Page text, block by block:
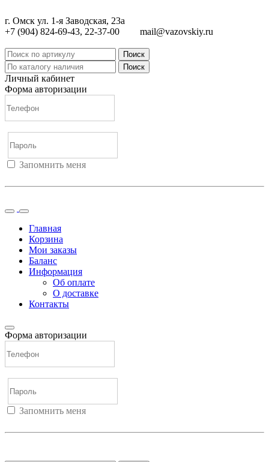
г. Омск ул. 1-я Заводская, 23а
+7 (904) 824-69-43, 22-37-00
mail@vazovskiy.ru
Поиск
Поиск
Личный кабинет
Форма авторизации
Запомнить меня
Главная
Корзина
Мои заказы
Баланс
Информация
Об оплате
О доставке
Контакты
Форма авторизации
Запомнить меня